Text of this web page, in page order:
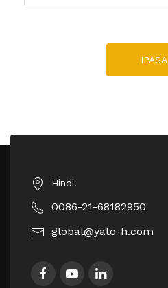
IPASA
Hindi.
0086-21-68182950
global@yato-h.com